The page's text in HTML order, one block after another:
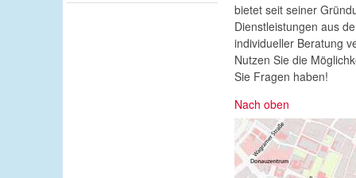
bietet seit seiner
Dienstleistungen aus
individueller Beratung
Nutzen Sie die
Sie Fragen haben!
Nach oben